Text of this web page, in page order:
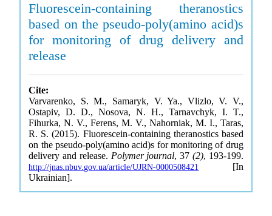
Fluorescein-containing theranostics
based on the pseudo-poly(amino acid)s
for monitoring of drug delivery and
release
Cite:
Varvarenko, S. M., Samaryk, V. Ya., Vlizlo, V. V.,
Ostapiv, D. D., Nosova, N. H., Tarnavchyk, I. T.,
Fihurka, N. V., Ferens, M. V., Nahorniak, M. I., Taras,
R. S. (2015). Fluorescein-containing theranostics based
on the pseudo-poly(amino acid)s for monitoring of drug
delivery and release. Polymer journal, 37 (2), 193-199.
http://jnas.nbuv.gov.ua/article/UJRN-0000508421
[In
Ukrainian].